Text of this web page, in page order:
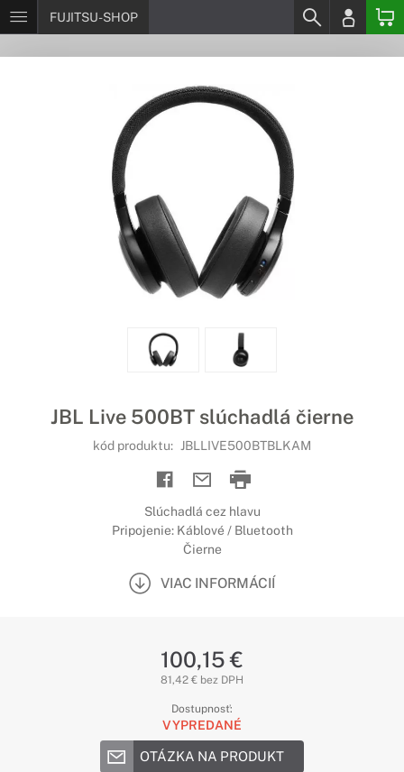
FUJITSU-SHOP
JBL Live 500BT slúchadlá čierne
kód produktu: JBLLIVE500BTBLKAM
Slúchadlá cez hlavu
Pripojenie: Káblové / Bluetooth
Čierne
VIAC INFORMÁCIÍ
100,15 €
81,42 € bez DPH
Dostupnosť:
VYPREDANÉ
OTÁZKA NA PRODUKT